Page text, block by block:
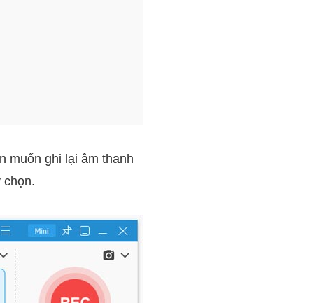
muốn ghi lại âm thanh
chọn.